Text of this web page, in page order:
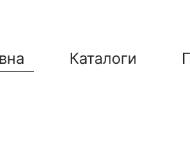
Каталоги